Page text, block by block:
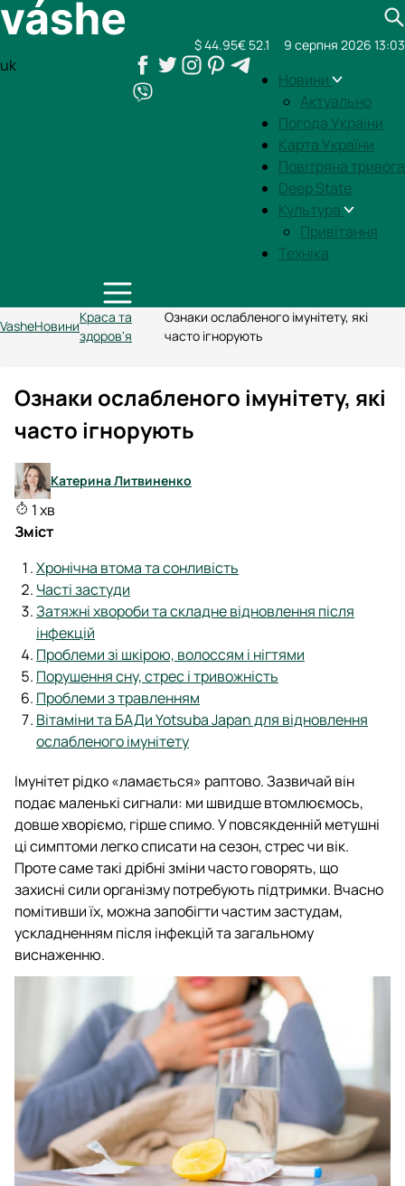
uk
Новини
Актуально
Погода України
Карта України
Повітряна тривога
Deep State
Культура
Привітання
Техніка
$ 44.95€ 52.1 9 серпня 2026 13:03
VasheНовини
Краса та
здоров'я
Ознаки ослабленого імунітету, які
часто ігнорують
Ознаки ослабленого імунітету, які
часто ігнорують
Катерина Литвиненко
1 хв
Зміст
Хронічна втома та сонливість
Часті застуди
Затяжні хвороби та складне відновлення після
інфекцій
Проблеми зі шкірою, волоссям і нігтями
Порушення сну, стрес і тривожність
Проблеми з травленням
Вітаміни та БАДи Yotsuba Japan для відновлення
ослабленого імунітету
Імунітет рідко «ламається» раптово. Зазвичай він
подає маленькі сигнали: ми швидше втомлюємось,
довше хворіємо, гірше спимо. У повсякденній метушні
ці симптоми легко списати на сезон, стрес чи вік.
Проте саме такі дрібні зміни часто говорять, що
захисні сили організму потребують підтримки. Вчасно
помітивши їх, можна запобігти частим застудам,
ускладненням після інфекцій та загальному
виснаженню.